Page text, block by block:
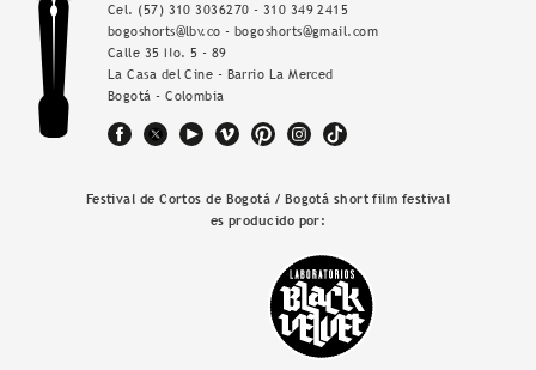
Cel. (57) 310 3036270 - 310 349 2415
bogoshorts@lbv.co - bogoshorts@gmail.com
Calle 35 No. 5 - 89
La Casa del Cine - Barrio La Merced
Bogotá - Colombia
Festival de Cortos de Bogotá / Bogotá short film festival
es producido por: